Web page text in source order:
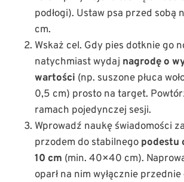
podłogi). Ustaw psa przed sobą
cm.
Wskaż cel. Gdy pies dotknie go
natychmiast wydaj nagrodę o
wartości (np. suszone płuca
0,5 cm) prosto na target.
ramach pojedynczej sesji.
Wprowadź naukę świadomości
przodem do stabilnego podestu
10 cm (min. 40×40 cm).
oparł na nim wyłącznie przednie